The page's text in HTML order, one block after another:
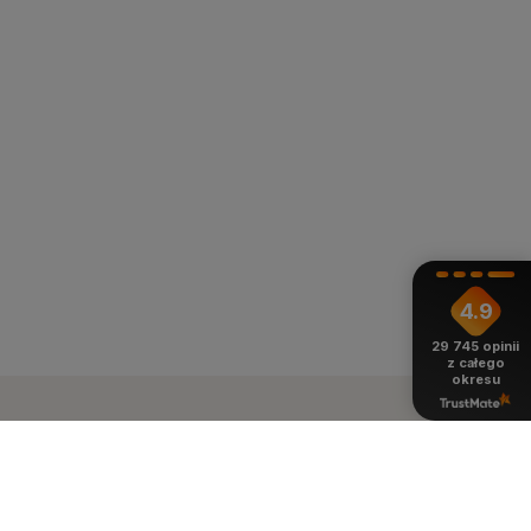
4.9
29 745 opinii
z całego
okresu